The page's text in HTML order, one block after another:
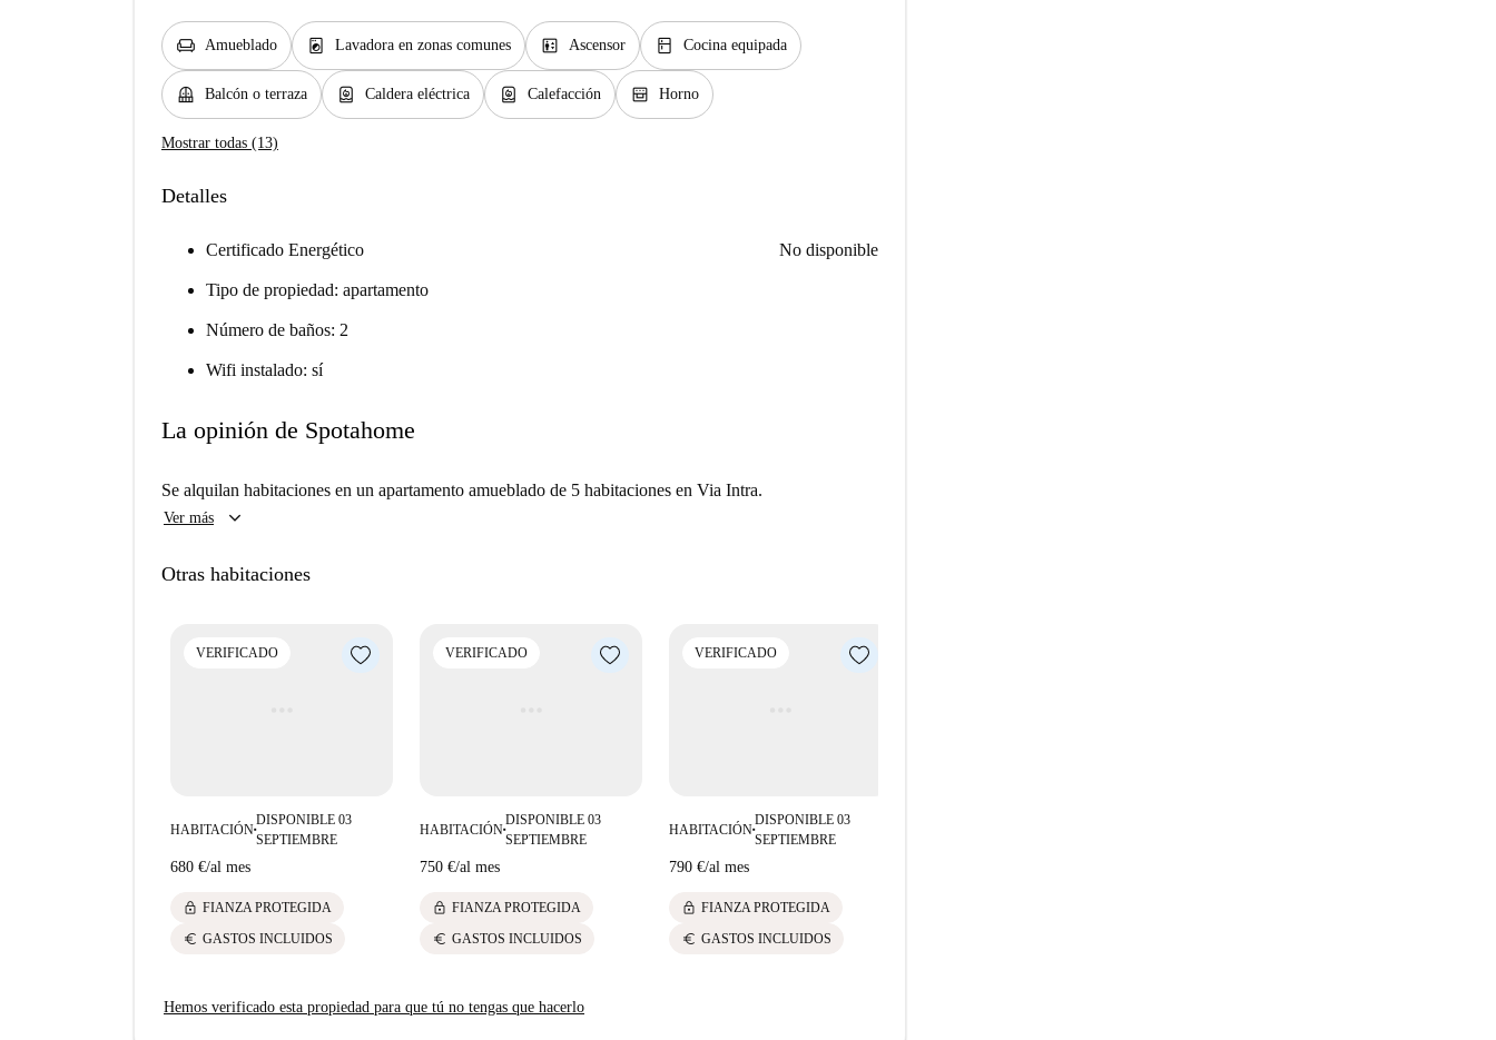
chair Amueblado local_laundry_service Lavadora en zonas comunes elevator Ascensor kitchen Cocina equipada
balcony Balcón o terraza water_heater Caldera eléctrica water_heater Calefacción oven_gen Horno
Mostrar todas (13)
Detalles
Certificado Energético No disponible
Tipo de propiedad: apartamento
Número de baños: 2
Wifi instalado: sí
La opinión de Spotahome
Se alquilan habitaciones en un apartamento amueblado de 5 habitaciones en Via Intra.
Ver más keyboard_arrow_down
Otras habitaciones
VERIFICADO
HABITACIÓN■
DISPONIBLE 03
SEPTIEMBRE
680 €/al mes
lock FIANZA PROTEGIDA
euro GASTOS INCLUIDOS
VERIFICADO
HABITACIÓN■
DISPONIBLE 03
SEPTIEMBRE
750 €/al mes
lock FIANZA PROTEGIDA
euro GASTOS INCLUIDOS
VERIFICADO
HABITACIÓN■
DISPONIBLE 03
SEPTIEMBRE
790 €/al mes
lock FIANZA PROTEGIDA
euro GASTOS INCLUIDOS
Hemos verificado esta propiedad para que tú no tengas que hacerlo